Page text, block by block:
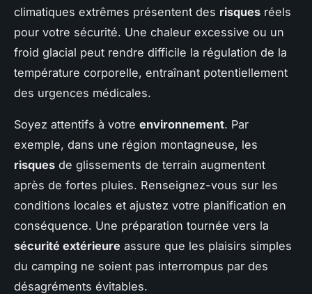
climatiques extrêmes présentent des risques réels
pour votre sécurité. Une chaleur excessive ou un
froid glacial peut rendre difficile la régulation de la
température corporelle, entraînant potentiellement
des urgences médicales.
Soyez attentifs à votre environnement. Par
exemple, dans une région montagneuse, les
risques de glissements de terrain augmentent
après de fortes pluies. Renseignez-vous sur les
conditions locales et ajustez votre planification en
conséquence. Une préparation tournée vers la
sécurité extérieure assure que les plaisirs simples
du camping ne soient pas interrompus par des
désagréments évitables.